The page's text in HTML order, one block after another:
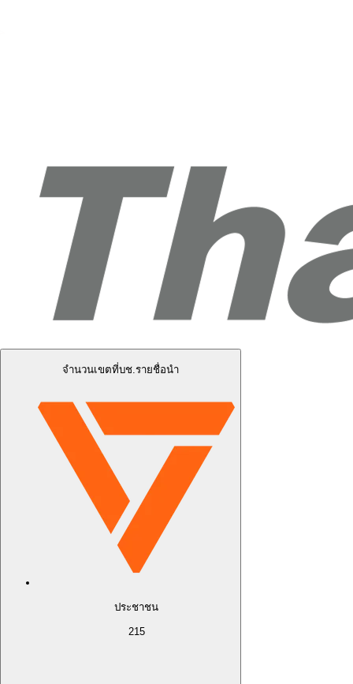
จำนวนเขตที่บช.รายชื่อนำ
ประชาชน
215